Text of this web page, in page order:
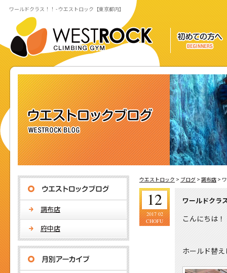
ワールドクラス！！ - ウエストロック【東京都内】
ウエストロック > ブログ > 調布店 >
12
2017 02
CHOFU
ワールドクラ
こんにちは
ホールド替
調布店
府中店